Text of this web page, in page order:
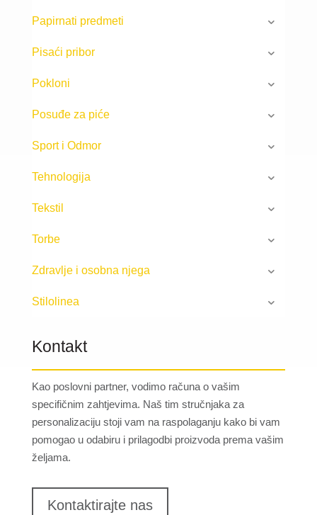
Papirnati predmeti
Pisaći pribor
Pokloni
Posuđe za piće
Sport i Odmor
Tehnologija
Tekstil
Torbe
Zdravlje i osobna njega
Stilolinea
Kontakt
Kao poslovni partner, vodimo računa o vašim
specifičnim zahtjevima. Naš tim stručnjaka za
personalizaciju stoji vam na raspolaganju kako bi vam
pomogao u odabiru i prilagodbi proizvoda prema vašim
željama.
Kontaktirajte nas